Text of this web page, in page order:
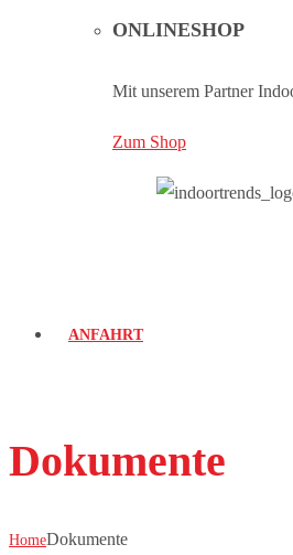
ONLINESHOP
Mit unserem Partner
Zum Shop
ANFAHRT
Dokumente
HomeDokumente